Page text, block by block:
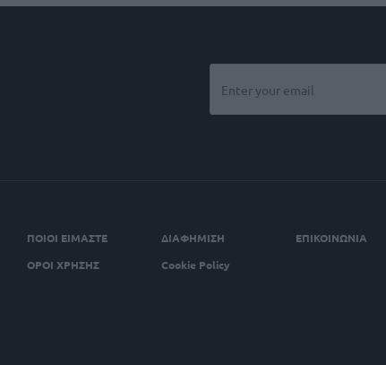
ΠΟΙΟΙ ΕΙΜΑΣΤΕ ΔΙΑΦΗΜΙΣΗ
ΕΠΙΚΟΙΝΩΝΙΑ
ΟΡΟΙ ΧΡΗΣΗΣ
Cookie Policy